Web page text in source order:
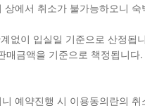
에서 취소가 불가능하오니
없이 입실일 기준으로 산정됩
매금액을 기준으로 책정됩니다.
예약진행 시 이용동의란의